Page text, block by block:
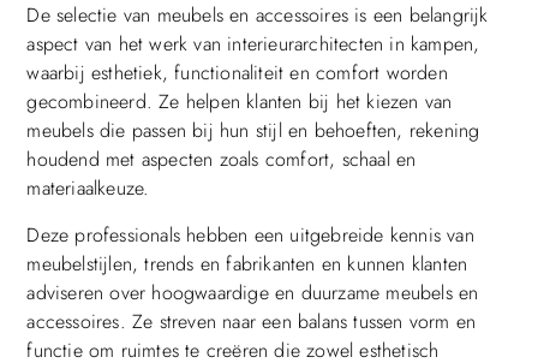
De selectie van meubels en accessoires is een belangrijk
aspect van het werk van interieurarchitecten in kampen,
waarbij esthetiek, functionaliteit en comfort worden
gecombineerd. Ze helpen klanten bij het kiezen van
meubels die passen bij hun stijl en behoeften, rekening
houdend met aspecten zoals comfort, schaal en
materiaalkeuze.
Deze professionals hebben een uitgebreide kennis van
meubelstijlen, trends en fabrikanten en kunnen klanten
adviseren over hoogwaardige en duurzame meubels en
accessoires. Ze streven naar een balans tussen vorm en
functie om ruimtes te creëren die zowel esthetisch